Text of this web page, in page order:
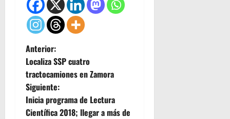
N
a
v
Anterior:
Localiza SSP cuatro
tractocamiones en Zamora
Siguiente:
Inicia programa de Lectura
Científica 2018; llegar a más de